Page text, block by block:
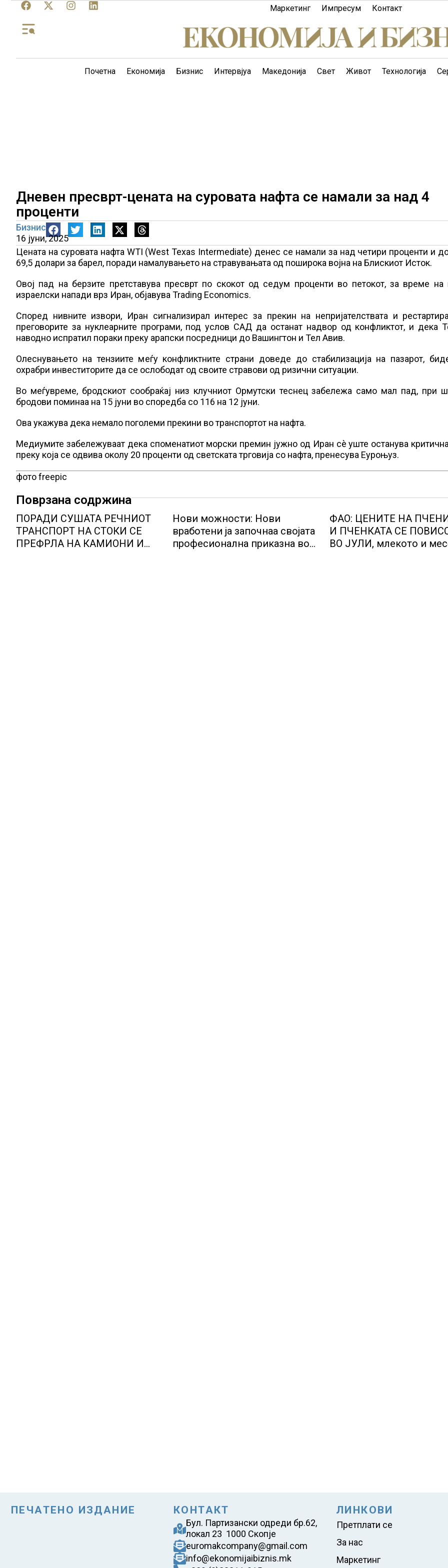
Маркетинг Импресум Контакт
Почетна Економија Бизнис Интервјуа Македонија Свет Живот Технологија
Дневен пресврт-цената на суровата нафта се намали за над 4
проценти
Бизнис
16 јуни, 2025
Цената на суровата нафта WTI (West Texas Intermediate) денес се намали за над четири проценти и
69,5 долари за барел, поради намалувањето на стравувањата од поширока војна на Блискиот Исток.
Овој пад на берзите претставува пресврт по скокот од седум проценти во петокот, за време на
израелски напади врз Иран, објавува Trading Economics.
Според нивните извори, Иран сигнализирал интерес за прекин на непријателствата и
преговорите за нуклеарните програми, под услов САД да останат надвор од конфликтот, и дека
наводно испратил пораки преку арапски посредници до Вашингтон и Тел Авив.
Олеснувањето на тензиите меѓу конфликтните страни доведе до стабилизација на пазарот,
охрабри инвеститорите да се ослободат од своите стравови од ризични ситуации.
Во меѓувреме, бродскиот сообраќај низ клучниот Ормутски теснец забележа само мал пад, при
бродови поминаа на 15 јуни во споредба со 116 на 12 јуни.
Ова укажува дека немало поголеми прекини во транспортот на нафта.
Медиумите забележуваат дека споменатиот морски премин јужно од Иран сè уште останува
преку која се одвива околу 20 проценти од светската трговија со нафта, пренесува Еуроњуз.
фото freepic
Поврзана содржина
ПОРАДИ СУШАТА РЕЧНИОТ
ТРАНСПОРТ НА СТОКИ СЕ
ПРЕФРЛА НА КАМИОНИ И
Нови можности: Нови
вработени ја започнаа својата
професионална приказна во
ФАО: ЦЕНИТЕ НА
И ПЧЕНКАТА СЕ
ВО ЈУЛИ, млекото и
ПЕЧАТЕНО ИЗДАНИЕ КОНТАКТ
Бул. Партизански одреди бр.62,
локал 23 1000 Скопје
euromakcompany@gmail.com
info@ekonomijaibiznis.mk
ЛИНКОВИ
Претплати се
За нас
Маркетинг